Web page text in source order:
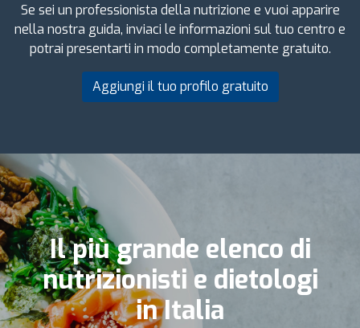
Se sei un professionista della nutrizione e vuoi apparire
nella nostra guida, inviaci le informazioni sul tuo centro e
potrai presentarti in modo completamente gratuito.
Aggiungi il tuo profilo gratuito
Il più grande elenco di
nutrizionisti e dietologi
in Italia